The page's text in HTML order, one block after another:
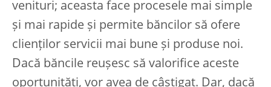
venituri; aceasta face procesele mai simple
și mai rapide și permite băncilor să ofere
clienților servicii mai bune și produse noi.
Dacă băncile reușesc să valorifice aceste
oportunități, vor avea de câștigat. Dar, dacă